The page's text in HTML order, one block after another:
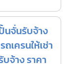
นจั่นรับจ้าง
ถเครนให้เช่า
จ้าง ราคา